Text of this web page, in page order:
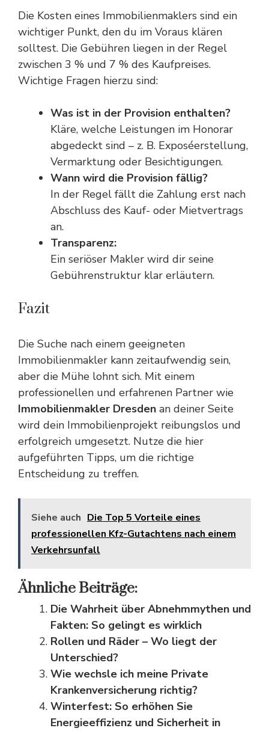
Die Kosten eines Immobilienmaklers sind ein
wichtiger Punkt, den du im Voraus klären
solltest. Die Gebühren liegen in der Regel
zwischen 3 % und 7 % des Kaufpreises.
Wichtige Fragen hierzu sind:
Was ist in der Provision enthalten?
Kläre, welche Leistungen im Honorar
abgedeckt sind – z. B. Exposéerstellung,
Vermarktung oder Besichtigungen.
Wann wird die Provision fällig?
In der Regel fällt die Zahlung erst nach
Abschluss des Kauf- oder Mietvertrags
an.
Transparenz:
Ein seriöser Makler wird dir seine
Gebührenstruktur klar erläutern.
Fazit
Die Suche nach einem geeigneten
Immobilienmakler kann zeitaufwendig sein,
aber die Mühe lohnt sich. Mit einem
professionellen und erfahrenen Partner wie
Immobilienmakler Dresden an deiner Seite
wird dein Immobilienprojekt reibungslos und
erfolgreich umgesetzt. Nutze die hier
aufgeführten Tipps, um die richtige
Entscheidung zu treffen.
Siehe auch Die Top 5 Vorteile eines
professionellen Kfz-Gutachtens nach einem
Verkehrsunfall
Ähnliche Beiträge:
Die Wahrheit über Abnehmmythen und
Fakten: So gelingt es wirklich
Rollen und Räder – Wo liegt der
Unterschied?
Wie wechsle ich meine Private
Krankenversicherung richtig?
Winterfest: So erhöhen Sie
Energieeffizienz und Sicherheit in